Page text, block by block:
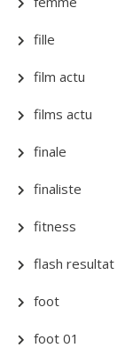
fille
film actu
films actu
finale
finaliste
fitness
flash resultat
foot
foot 01